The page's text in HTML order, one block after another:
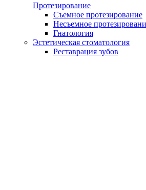
Протезирование
Съемное протезирование
Несъемное
Гнатология
Эстетическая стоматология
Реставрация зубов